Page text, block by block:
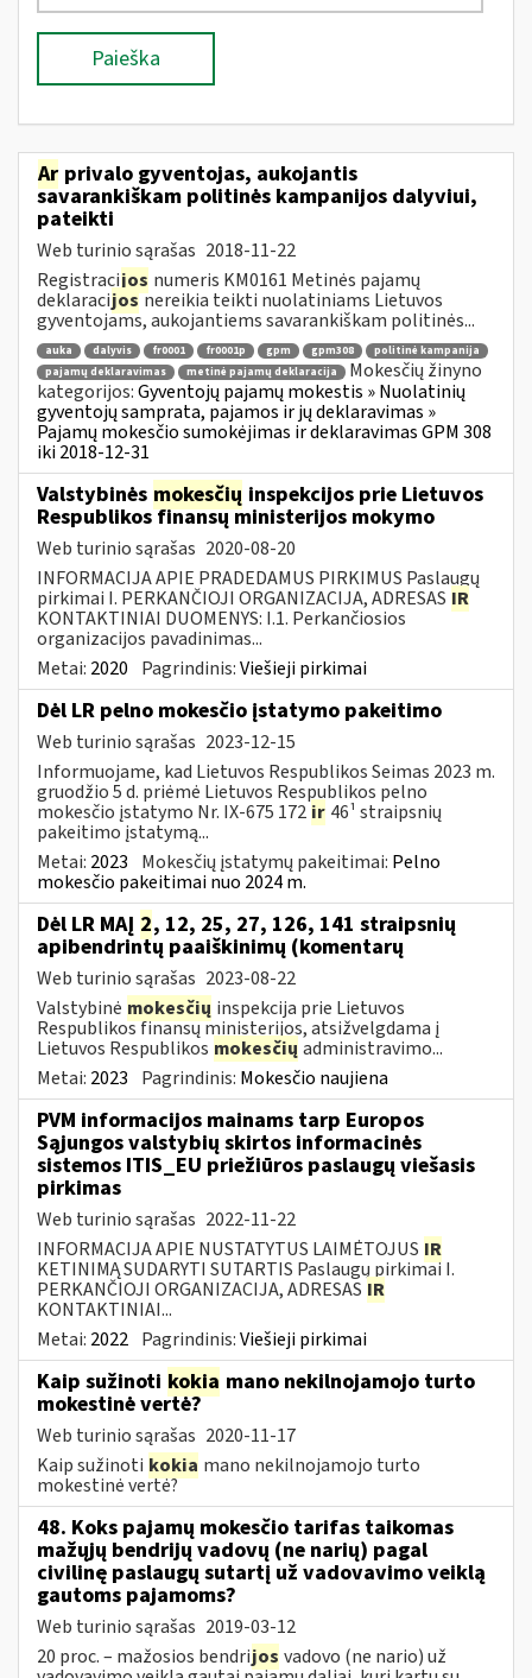
Paieška
Ar privalo gyventojas, aukojantis
savarankiškam politinės kampanijos dalyviui,
pateikti
Web turinio sąrašas 2018-11-22
Registracijos numeris KM0161 Metinės pajamų
deklaracijosnereikia teikti nuolatiniams Lietuvos
gyventojams, aukojantiems savarankiškam politinės...
auka dalyvis fr0001 fr0001p gpm gpm308
politinė kampanija
pajamų deklaravimas
metinė pajamų deklaracija
Mokesčių žinyno
kategorijos:Gyventojų pajamų mokestis » Nuolatinių
gyventojų samprata, pajamos ir jų deklaravimas »
Pajamų mokesčio sumokėjimas ir deklaravimas GPM 308
iki 2018-12-31
Valstybinės mokesčių inspekcijos prie Lietuvos
Respublikos finansų ministerijos mokymo
Web turinio sąrašas 2020-08-20
INFORMACIJA APIE PRADEDAMUS PIRKIMUS Paslaugų
pirkimai I. PERKANČIOJI ORGANIZACIJA, ADRESAS IR
KONTAKTINIAI DUOMENYS: I.1. Perkančiosios
organizacijos pavadinimas...
Metai: 2020 Pagrindinis:Viešieji pirkimai
Dėl LR pelno mokesčio įstatymo pakeitimo
Web turinio sąrašas 2023-12-15
Informuojame, kad Lietuvos Respublikos Seimas 2023 m.
gruodžio 5 d. priėmė Lietuvos Respublikos pelno
mokesčio įstatymo Nr. IX-675 172 ir 46¹ straipsnių
pakeitimo įstatymą...
Metai: 2023 Mokesčių įstatymų pakeitimai: Pelno
mokesčio pakeitimai nuo 2024 m.
Dėl LR MAĮ 2, 12, 25, 27, 126, 141 straipsnių
apibendrintų paaiškinimų (komentarų
Web turinio sąrašas 2023-08-22
Valstybinė mokesčių inspekcija prie Lietuvos
Respublikos finansų ministerijos, atsižvelgdama į
Lietuvos Respublikos mokesčių administravimo...
Metai: 2023 Pagrindinis: Mokesčio naujiena
PVM informacijos mainams tarp Europos
Sąjungos valstybių skirtos informacinės
sistemos ITIS_EU priežiūros paslaugų viešasis
pirkimas
Web turinio sąrašas 2022-11-22
INFORMACIJA APIE NUSTATYTUS LAIMĖTOJUS IR
KETINIMĄ SUDARYTI SUTARTIS Paslaugų pirkimai I.
PERKANČIOJI ORGANIZACIJA, ADRESAS IR
KONTAKTINIAI...
Metai: 2022 Pagrindinis:Viešieji pirkimai
Kaip sužinoti kokia mano nekilnojamojo turto
mokestinė vertė?
Web turinio sąrašas 2020-11-17
Kaip sužinoti kokia mano nekilnojamojo turto
mokestinė vertė?
48. Koks pajamų mokesčio tarifas taikomas
mažųjų bendrijų vadovų (ne narių) pagal
civilinę paslaugų sutartį už vadovavimo veiklą
gautoms pajamoms?
Web turinio sąrašas 2019-03-12
20 proc. – mažosios bendrijos vadovo (ne nario) už